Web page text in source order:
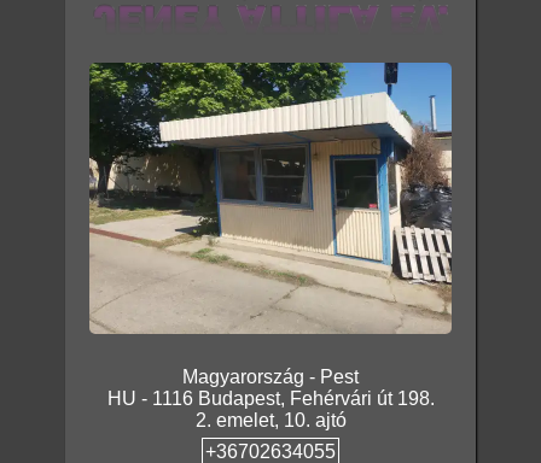
Magyarország - Pest
HU - 1116 Budapest, Fehérvári út 198.
2. emelet, 10. ajtó
+36702634055